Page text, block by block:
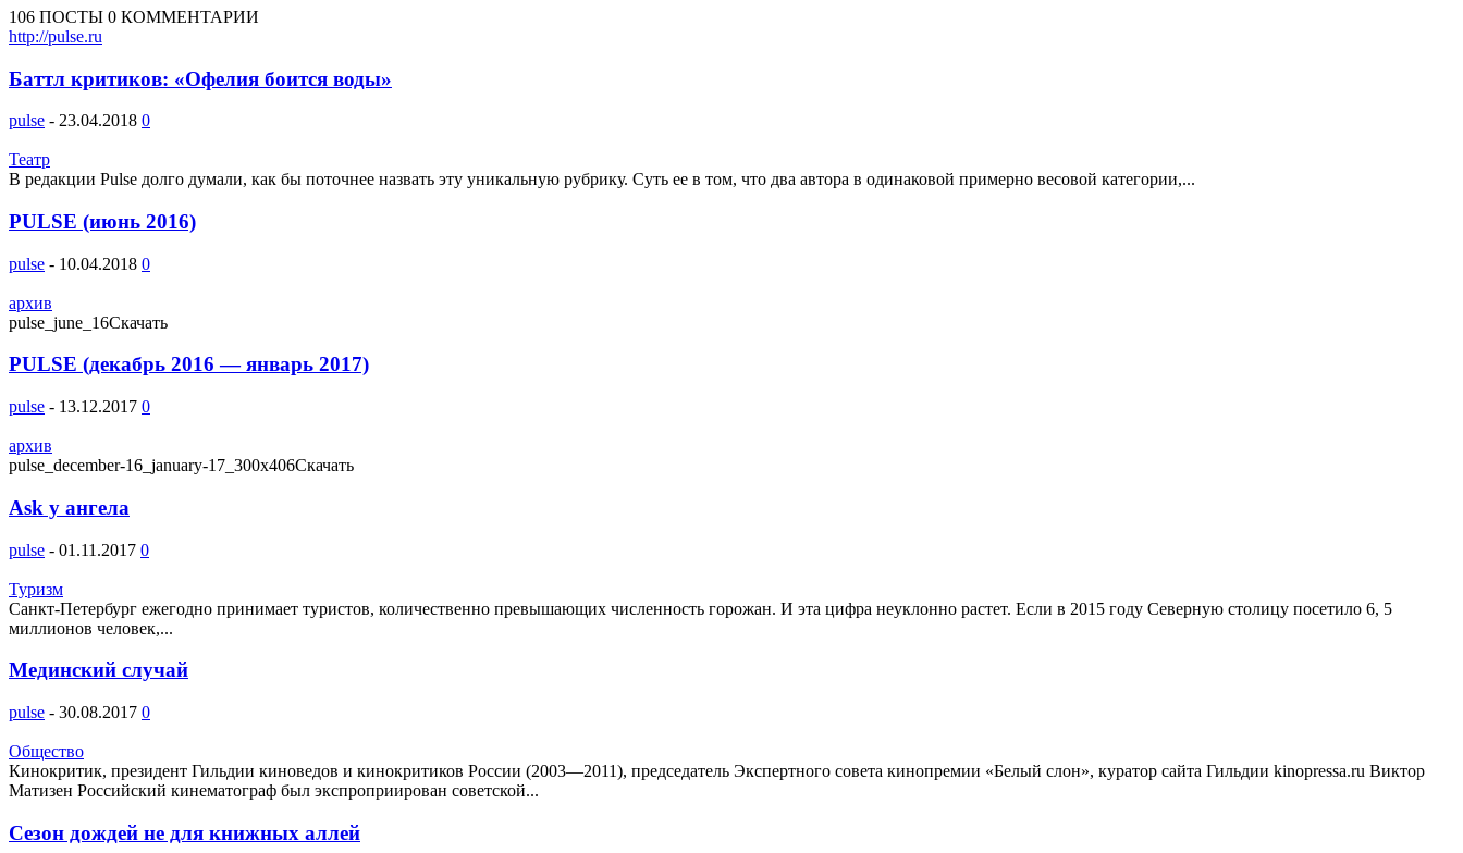
106 ПОСТЫ 0 КОММЕНТАРИИ
http://pulse.ru
Баттл критиков: «Офелия боится воды»
pulse - 23.04.2018 0
Театр
В редакции Pulse долго думали, как бы поточнее назвать эту уникальную рубрику. Суть ее в том, что два автора в одинаковой примерно весовой категории,...
PULSE (июнь 2016)
pulse - 10.04.2018 0
архив
pulse_june_16Скачать
PULSE (декабрь 2016 — январь 2017)
pulse - 13.12.2017 0
архив
pulse_december-16_january-17_300x406Скачать
Ask у ангела
pulse - 01.11.2017 0
Туризм
Санкт-Петербург ежегодно принимает туристов, количественно превышающих численность горожан. И эта цифра неуклонно растет. Если в 2015 году Северную столицу посетило 6, 5
миллионов человек,...
Мединский случай
pulse - 30.08.2017 0
Общество
Кинокритик, президент Гильдии киноведов и кинокритиков России (2003—2011), председатель Экспертного совета кинопремии «Белый слон», куратор сайта Гильдии kinopressa.ru Виктор
Матизен Российский кинематограф был экспроприирован советской...
Сезон дождей не для книжных аллей